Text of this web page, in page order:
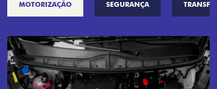
MOTORIZAÇÃO SEGURANÇA